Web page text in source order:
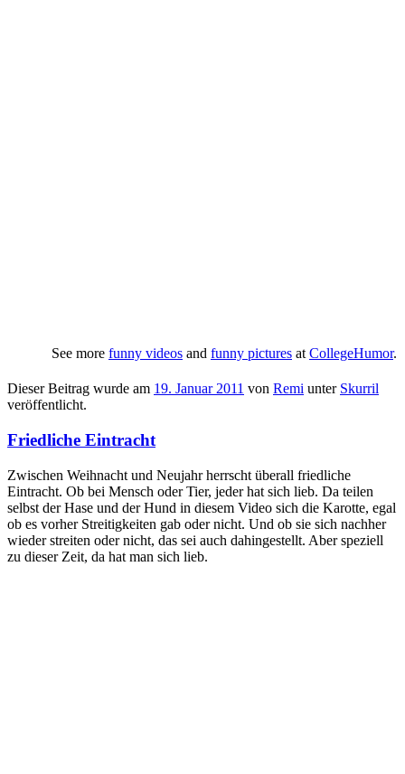
See more funny videos and funny pictures at CollegeHumor.
Dieser Beitrag wurde am 19. Januar 2011 von Remi unter Skurril
veröffentlicht.
Friedliche Eintracht
Zwischen Weihnacht und Neujahr herrscht überall friedliche
Eintracht. Ob bei Mensch oder Tier, jeder hat sich lieb. Da teilen
selbst der Hase und der Hund in diesem Video sich die Karotte, egal
ob es vorher Streitigkeiten gab oder nicht. Und ob sie sich nachher
wieder streiten oder nicht, das sei auch dahingestellt. Aber speziell
zu dieser Zeit, da hat man sich lieb.